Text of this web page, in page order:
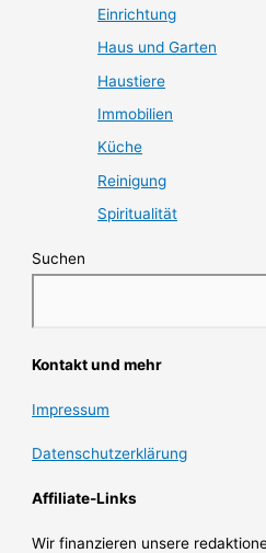
Einrichtung
Haus und Garten
Haustiere
Immobilien
Küche
Reinigung
Spiritualität
Suchen
Kontakt und mehr
Impressum
Datenschutzerklärung
Affiliate-Links
Wir finanzieren unsere